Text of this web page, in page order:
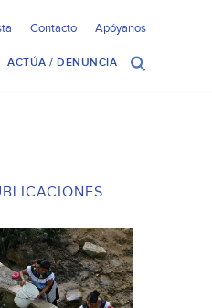
Contacto Apóyanos
ACTÚA / DENUNCIA